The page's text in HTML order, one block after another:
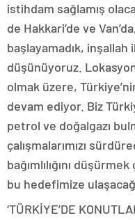
istihdam sağlamış
de Hakkari’de ve
başlayamadık,
düşünüyoruz.
olmak üzere,
devam ediyor. Biz
petrol ve doğalgazı
çalışmalarımızı
bağımlılığını
bu hedefimize
‘TÜRKİYE’DE